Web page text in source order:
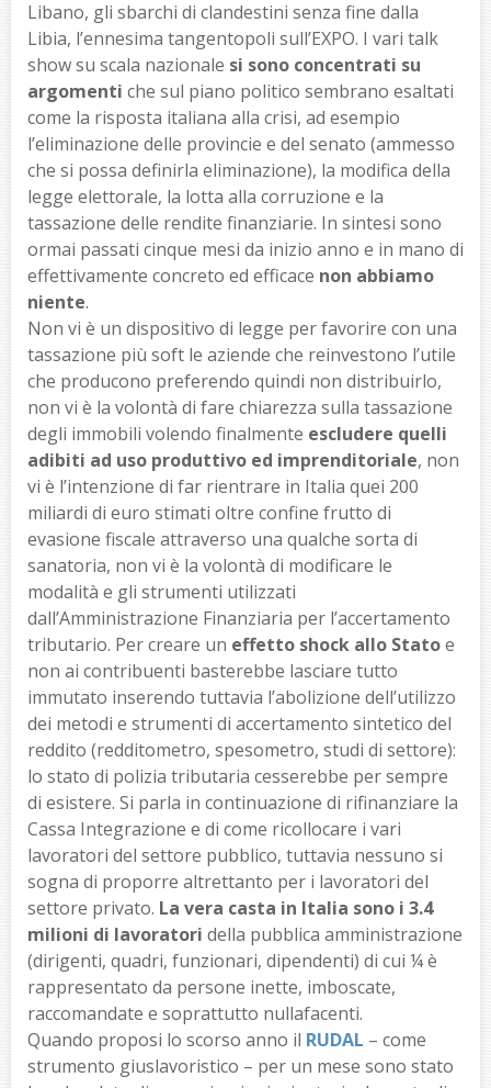
Libano, gli sbarchi di clandestini senza fine dalla
Libia, l’ennesima tangentopoli sull’EXPO. I vari talk
show su scala nazionale si sono concentrati su
argomenti che sul piano politico sembrano esaltati
come la risposta italiana alla crisi, ad esempio
l’eliminazione delle provincie e del senato (ammesso
che si possa definirla eliminazione), la modifica della
legge elettorale, la lotta alla corruzione e la
tassazione delle rendite finanziarie. In sintesi sono
ormai passati cinque mesi da inizio anno e in mano di
effettivamente concreto ed efficace non abbiamo
niente.
Non vi è un dispositivo di legge per favorire con una
tassazione più soft le aziende che reinvestono l’utile
che producono preferendo quindi non distribuirlo,
non vi è la volontà di fare chiarezza sulla tassazione
degli immobili volendo finalmente escludere quelli
adibiti ad uso produttivo ed imprenditoriale, non
vi è l’intenzione di far rientrare in Italia quei 200
miliardi di euro stimati oltre confine frutto di
evasione fiscale attraverso una qualche sorta di
sanatoria, non vi è la volontà di modificare le
modalità e gli strumenti utilizzati
dall’Amministrazione Finanziaria per l’accertamento
tributario. Per creare un effetto shock allo Statoe
non ai contribuenti basterebbe lasciare tutto
immutato inserendo tuttavia l’abolizione dell’utilizzo
dei metodi e strumenti di accertamento sintetico del
reddito (redditometro, spesometro, studi di settore):
lo stato di polizia tributaria cesserebbe per sempre
di esistere. Si parla in continuazione di rifinanziare la
Cassa Integrazione e di come ricollocare i vari
lavoratori del settore pubblico, tuttavia nessuno si
sogna di proporre altrettanto per i lavoratori del
settore privato. La vera casta in Italia sono i 3.4
milioni di lavoratori della pubblica amministrazione
(dirigenti, quadri, funzionari, dipendenti) di cui ¼ è
rappresentato da persone inette, imboscate,
raccomandate e soprattutto nullafacenti.
Quando proposi lo scorso anno il RUDAL – come
strumento giuslavoristico – per un mese sono stato